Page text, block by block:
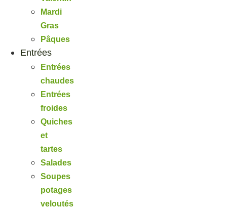
Mardi
Gras
Pâques
Entrées
Entrées
chaudes
Entrées
froides
Quiches
et
tartes
Salades
Soupes
potages
veloutés